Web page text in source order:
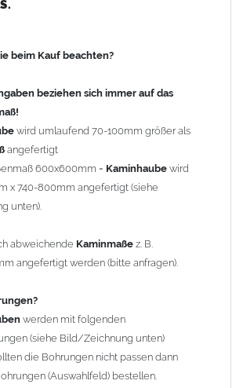
sind auf Anfrage möglich (Aufpreis
55,99 EUR).
inkl. EdelstahlBefestigungsmaterial
sind aus
30cm. DieKaminhaubekann mit längeren
geliefert werden (Aufpreis 42,89 EUR).
ohne Kaminkopfabdeckung
finden Sie unter "Kaminabdeckung
beim Kauf beachten?
beziehen sich immer auf das
wird umlaufend 70-100mm größer als
angefertigt
600x600mm = Kaminhaube wird
x 740-800mm angefertigt (siehe
unten).
abweichende Kaminmaße z. B.
angefertigt werden (bitte anfragen).
werden mit folgenden
(siehe Bild/Zeichnung unten)
die Bohrungen nicht passen dann
(Auswahlfeld) bestellen.